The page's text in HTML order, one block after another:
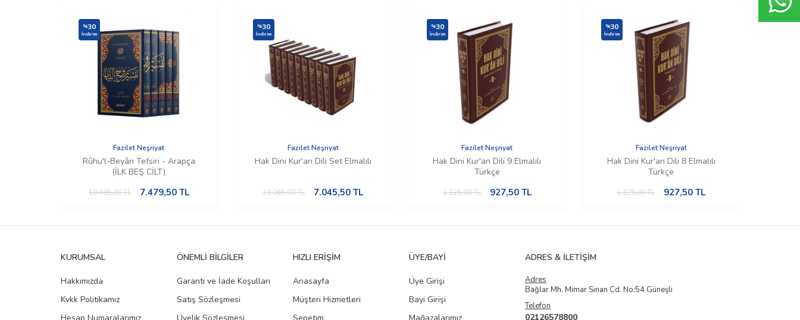
%30
İndirim
Fazilet Neşriyat
Rûhu'l-Beyân Tefsiri - Arapça
(İLK BEŞ CİLT)
10.685,00TL 7.479,50TL
%30
İndirim
Fazilet Neşriyat
Hak Dini Kur'an Dili Set Elmalılı
10.065,00TL 7.045,50 TL
%30
İndirim
Fazilet Neşriyat
Hak Dini Kur'an Dili 9 Elmalılı
Türkçe
1.325,00TL 927,50TL
%30
İndirim
Fazilet Neşriyat
Hak Dini Kur'an Dili 8 Elmalılı
Türkçe
1.325,00TL 927,50 TL
KURUMSAL
Hakkımızda
Kvkk Politikamız
ÖNEMLI BILGILER
Garanti ve İade Koşulları
Satış Sözleşmesi
HIZLI ERIŞIM
Anasayfa
Müşteri Hizmetleri
ÜYE/BAYI
Üye Girişi
Bayi Girişi
ADRES & İLETIŞIM
Adres
Bağlar Mh. Mimar Sinan Cd. No:54 Güneşli
Telefon
02126578800